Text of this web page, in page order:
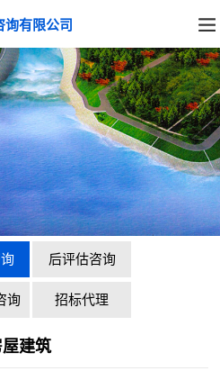
询有限公司
后评估咨询
询 招标代理
屋建筑